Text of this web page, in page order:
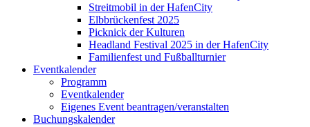
Streitmobil in der HafenCity
Elbbrückenfest 2025
Picknick der Kulturen
Headland Festival 2025 in der HafenCity
Familienfest und Fußballturnier
Eventkalender
Programm
Eventkalender
Eigenes Event beantragen/veranstalten
Buchungskalender